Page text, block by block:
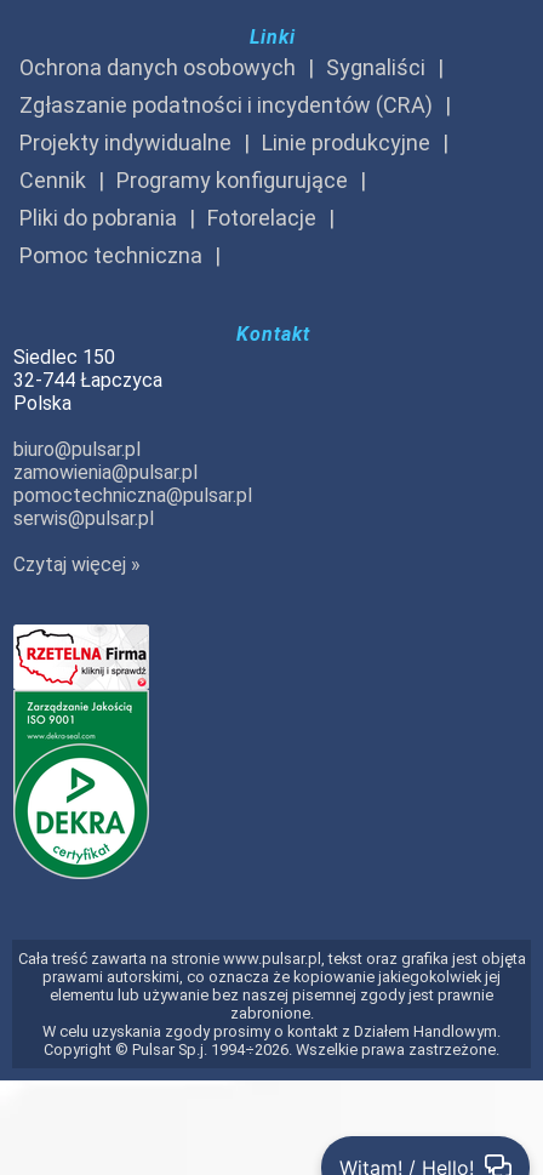
Linki
Ochrona danych osobowych
Sygnaliści
Zgłaszanie podatności i incydentów (CRA)
Projekty indywidualne
Linie produkcyjne
Cennik
Programy konfigurujące
Pliki do pobrania
Fotorelacje
Pomoc techniczna
Kontakt
Siedlec 150
32-744 Łapczyca
Polska
biuro@pulsar.pl
zamowienia@pulsar.pl
pomoctechniczna@pulsar.pl
serwis@pulsar.pl
Czytaj więcej »
Cała treść zawarta na stronie www.pulsar.pl, tekst oraz grafika jest objęta
prawami autorskimi, co oznacza że kopiowanie jakiegokolwiek jej
elementu lub używanie bez naszej pisemnej zgody jest prawnie
zabronione.
W celu uzyskania zgody prosimy o kontakt z Działem Handlowym.
Copyright © Pulsar Sp.j. 1994÷2026. Wszelkie prawa zastrzeżone.
Witam! / Hello!